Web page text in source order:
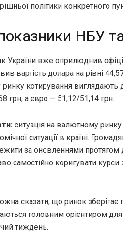
політики конкретного
показники НБУ
України вже оприлюднив
вартість долара на рівні
ринку котирування
грн, а євро — 51,12/51,14 грн.
ситуація на валютному
ситуації в країні.
за оновленнями протягом
самостійно коригувати курси
сказати, що ринок зберігає
головним орієнтиром для
тиждень.